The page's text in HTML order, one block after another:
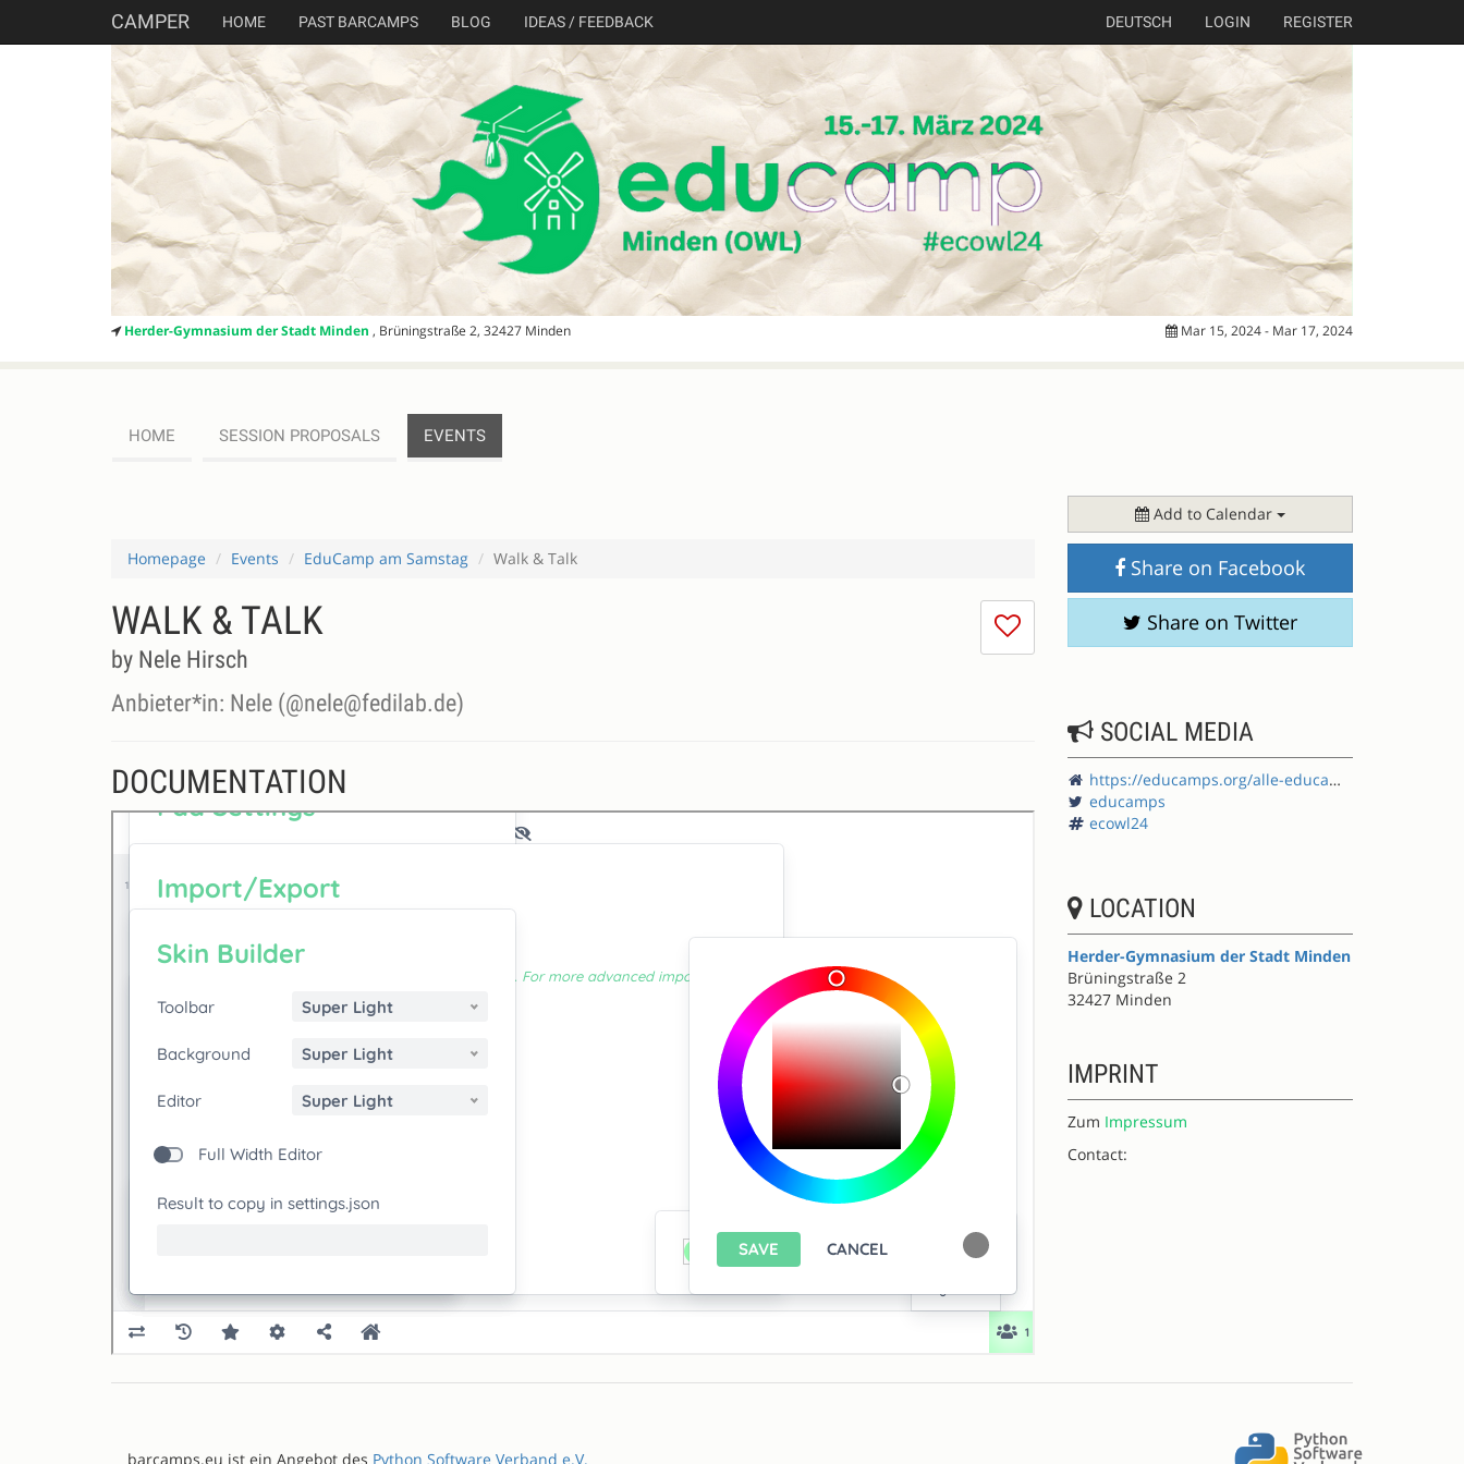
CAMPER HOME PAST BARCAMPS BLOG IDEAS / FEEDBACK DEUTSCH LOGIN REGISTER
Herder-Gymnasium der Stadt Minden , Brüningstraße 2, 32427 Minden Mar 15, 2024 - Mar 17, 2024
HOME SESSION PROPOSALS EVENTS
Homepage Events EduCamp am Samstag Walk & Talk
I
don't
session
WALK & TALK
by Nele Hirsch
Anbieter*in: Nele (@nele@fedilab.de)
DOCUMENTATION
Add to Calendar
Share on Facebook
Share on Twitter
SOCIAL MEDIA
https://educamps.org/alle-educamps/ecowl24/
educamps
ecowl24
LOCATION
Herder-Gymnasium der Stadt Minden
Brüningstraße 2
32427 Minden
IMPRINT
Zum Impressum
Contact:
barcamps.eu ist ein Angebot des Python Software Verband e.V.